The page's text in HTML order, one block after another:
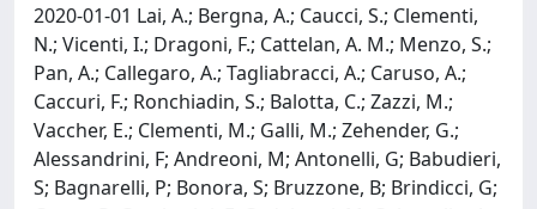
2020-01-01 Lai, A.; Bergna, A.; Caucci, S.; Clementi,
N.; Vicenti, I.; Dragoni, F.; Cattelan, A. M.; Menzo, S.;
Pan, A.; Callegaro, A.; Tagliabracci, A.; Caruso, A.;
Caccuri, F.; Ronchiadin, S.; Balotta, C.; Zazzi, M.;
Vaccher, E.; Clementi, M.; Galli, M.; Zehender, G.;
Alessandrini, F; Andreoni, M; Antonelli, G; Babudieri,
S; Bagnarelli, P; Bonora, S; Bruzzone, B; Brindicci, G;